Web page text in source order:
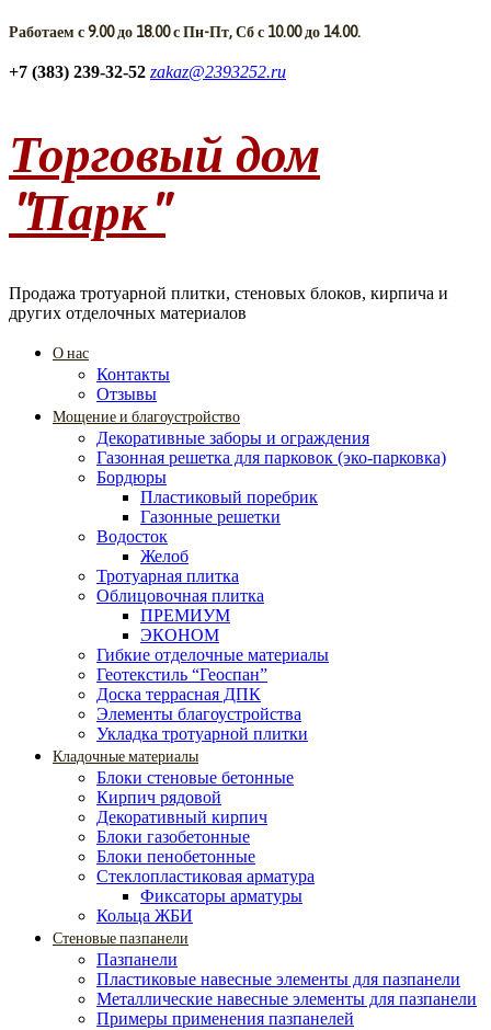
Работаем с 9.00 до 18.00 с Пн-Пт, Сб с 10.00 до 14.00.
+7 (383) 239-32-52 zakaz@2393252.ru
Торговый дом
"Парк"
Продажа тротуарной плитки, стеновых блоков, кирпича и
других отделочных материалов
О нас
Контакты
Отзывы
Мощение и благоустройство
Декоративные заборы и ограждения
Газонная решетка для парковок (эко-парковка)
Бордюры
Пластиковый поребрик
Газонные решетки
Водосток
Желоб
Тротуарная плитка
Облицовочная плитка
ПРЕМИУМ
ЭКОНОМ
Гибкие отделочные материалы
Геотекстиль “Геоспан”
Доска террасная ДПК
Элементы благоустройства
Укладка тротуарной плитки
Кладочные материалы
Блоки стеновые бетонные
Кирпич рядовой
Декоративный кирпич
Блоки газобетонные
Блоки пенобетонные
Стеклопластиковая арматура
Фиксаторы арматуры
Кольца ЖБИ
Стеновые пазпанели
Пазпанели
Пластиковые навесные элементы для пазпанели
Металлические навесные элементы для пазпанели
Примеры применения пазпанелей